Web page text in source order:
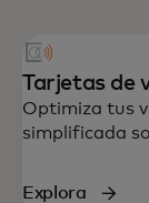
Tarjetas de
Optimiza tus
simplificada
Explora